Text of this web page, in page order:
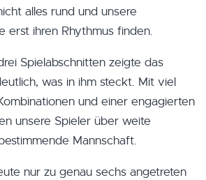
alles rund und unsere
erst ihren Rhythmus finden.
Spielabschnitten zeigte das
was in ihm steckt. Mit viel
und einer engagierten
unsere Spieler über weite
Mannschaft.
nur zu genau sechs angetreten